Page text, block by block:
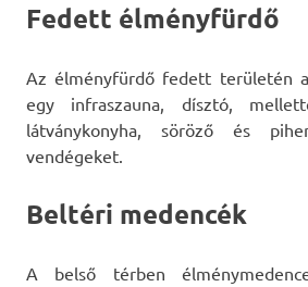
Fedett élményfürdő
Az élményfürdő fedett területén
egy infraszauna, dísztó,
látványkonyha, söröző és
vendégeket.
Beltéri medencék
A belső térben